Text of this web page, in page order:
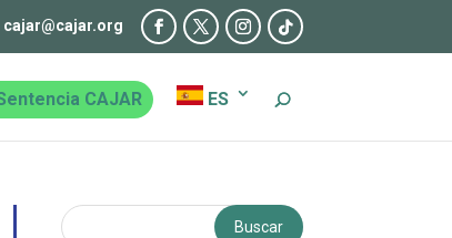
cajar@cajar.org
CAJAR ES